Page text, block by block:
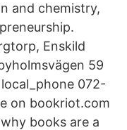
and chemistry,
Enskild
59
072-
on bookriot.com
books are a